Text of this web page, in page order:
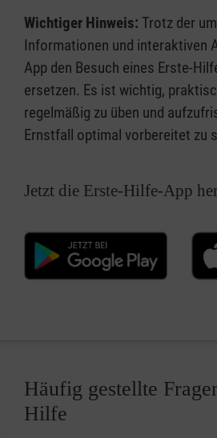
Wichtiger Hinweis: Trotz der
Informationen und interaktiven
App den Besuch eines Erste-
ersetzen. Es ist wichtig,
regelmäßig zu üben und
Ernstfall optimal vorbereitet zu
Jetzt die Erste-Hilfe-App
Häufig gestellte
Hilfe